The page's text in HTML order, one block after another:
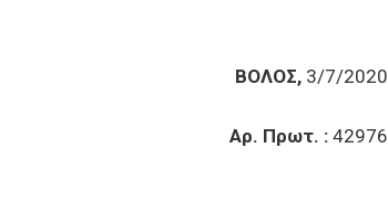
ΒΟΛΟΣ, 3/7/2020
Αρ. Πρωτ. : 42976